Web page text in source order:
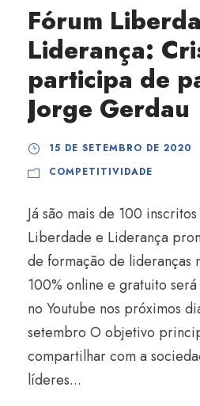
Fórum
Liderança:
participa de
Jorge Gerdau
15 DE SETEMBRO DE 2020
COMPETITIVIDADE
Já são mais de 100
Liberdade e Liderança
de formação de lideranças
100% online e gratuito
no Youtube nos próximos
setembro O objetivo
compartilhar com a
líderes...